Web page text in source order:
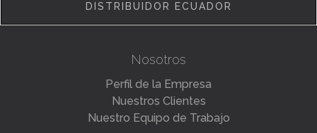
DISTRIBUIDOR ECUADOR
Nosotros
Perfil de la Empresa
Nuestros Clientes
Nuestro Equipo de Trabajo